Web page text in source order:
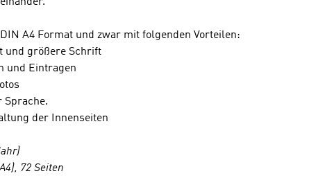
A4 Format und zwar mit folgenden Vorteilen:
und größere Schrift
und Eintragen
der Innenseiten
72 Seiten